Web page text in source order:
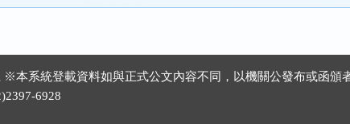
本系統登載資料如與正式公文內容不同，以機關公發布或函頒
6928